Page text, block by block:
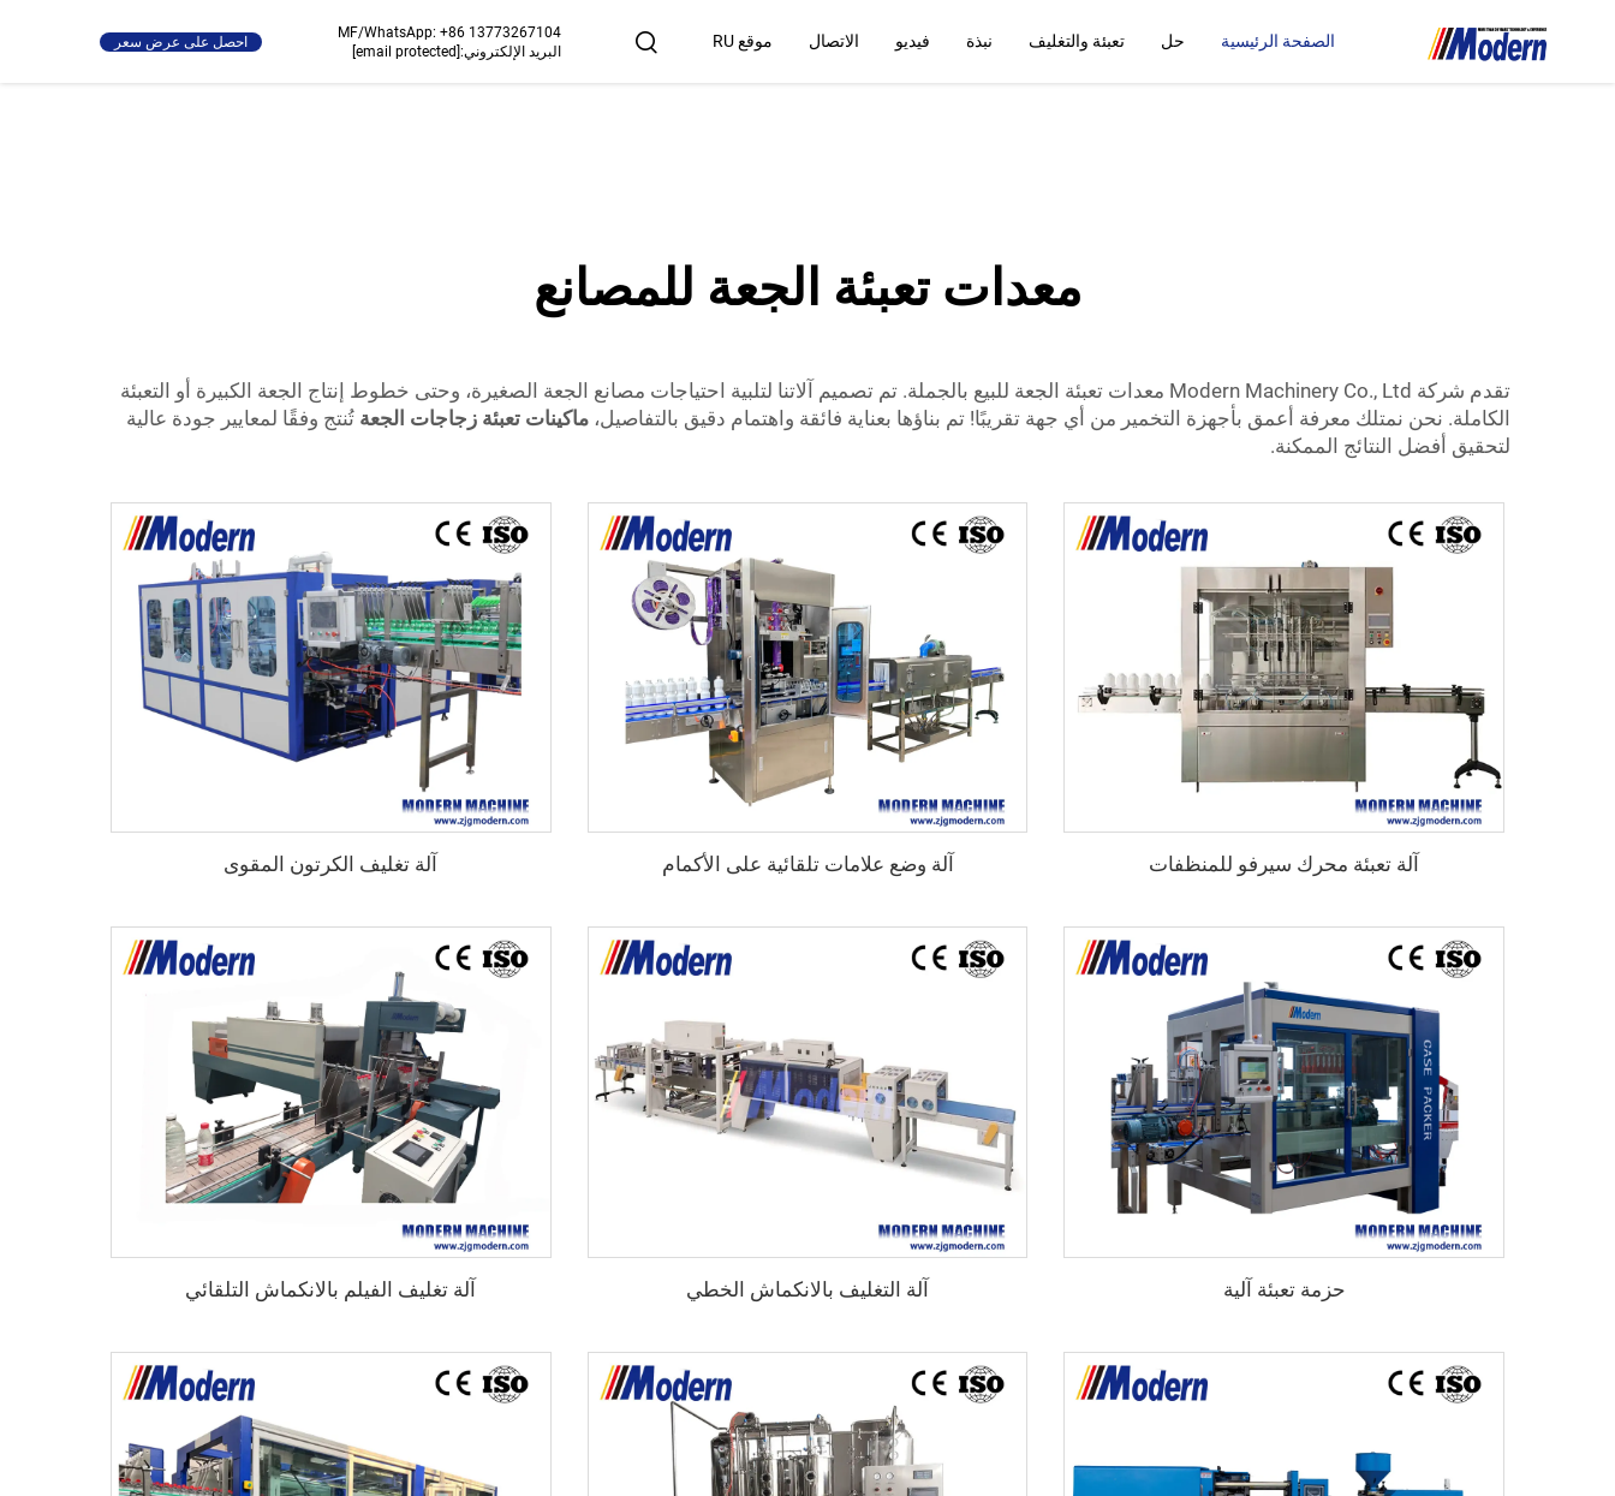
الصفحة الرئيسية حل تعبئة والتغليف نبذة فيديو الاتصال موقع RU MF/WhatsApp: +86 13773267104
البريد الإلكتروني:[email protected]
احصل على عرض سعر
معدات تعبئة الجعة للمصانع
تقدم شركة Modern Machinery Co., Ltd معدات تعبئة الجعة للبيع بالجملة. تم تصميم آلاتنا لتلبية احتياجات مصانع الجعة الصغيرة، وحتى خطوط إنتاج الجعة الكبيرة أو التعبئة
الكاملة. نحن نمتلك معرفة أعمق بأجهزة التخمير من أي جهة تقريبًا! تم بناؤها بعناية فائقة واهتمام دقيق بالتفاصيل، ماكينات تعبئة زجاجات الجعة تُنتج وفقًا لمعايير جودة عالية
لتحقيق أفضل النتائج الممكنة.
آلة تعبئة محرك سيرفو للمنظفات آلة وضع علامات تلقائية على الأكمام آلة تغليف الكرتون المقوى
حزمة تعبئة آلية آلة التغليف بالانكماش الخطي آلة تغليف الفيلم بالانكماش التلقائي